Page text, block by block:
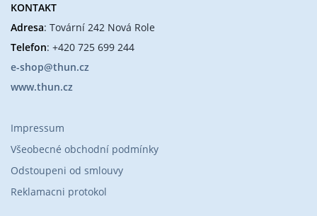
KONTAKT
Adresa: Tovární 242 Nová Role
Telefon: +420 725 699 244
e-shop@thun.cz
www.thun.cz
Impressum
Všeobecné obchodní podmínky
Odstoupeni od smlouvy
Reklamacni protokol